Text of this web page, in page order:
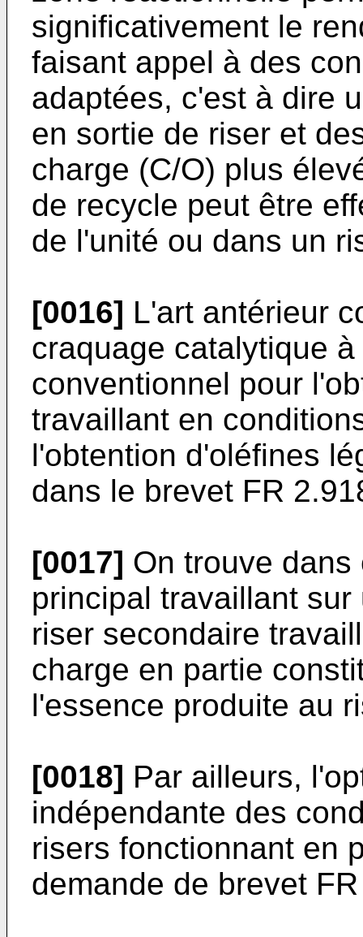
significativement le
faisant appel à des
adaptées, c'est à dire
en sortie de riser et
charge (C/O) plus
de recycle peut être
de l'unité ou dans un
[0016] L'art antérieur
craquage catalytique
conventionnel pour
travaillant en
l'obtention d'oléfines
dans le brevet FR
[0017] On trouve
principal travaillant
riser secondaire
charge en partie
l'essence produite au
[0018] Par ailleurs,
indépendante des
risers fonctionnant en
demande de brevet